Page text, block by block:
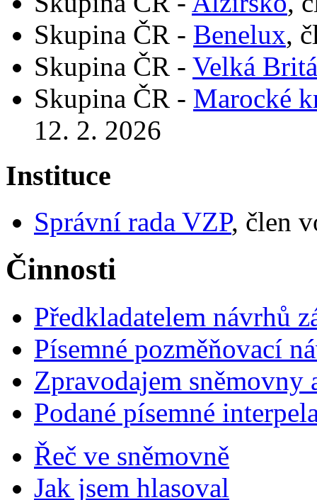
Skupina ČR - Benelux,
Skupina ČR - Velká
Skupina ČR - Marocké
12. 2. 2026
Instituce
Správní rada VZP, člen
Činnosti
Předkladatelem návrhů
Písemné pozměňovací
Zpravodajem
Podané písemné
Řeč ve sněmovně
Jak jsem hlasoval